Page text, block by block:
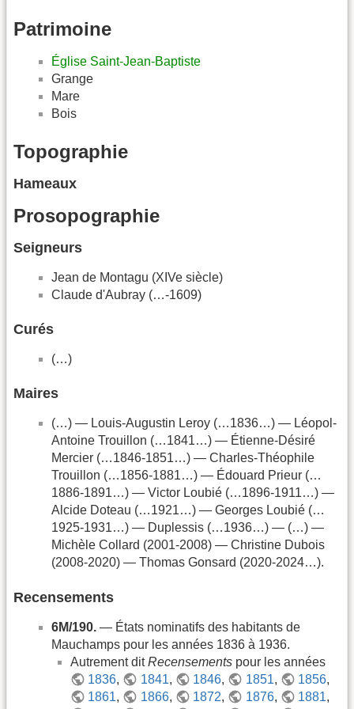
Patrimoine
Église Saint-Jean-Baptiste
Grange
Mare
Bois
Topographie
Hameaux
Prosopographie
Seigneurs
Jean de Montagu (XIVe siècle)
Claude d'Aubray (…-1609)
Curés
(…)
Maires
(…) — Louis-Augustin Leroy (…1836…) — Léopol-
Antoine Trouillon (…1841…) — Étienne-Désiré
Mercier (…1846-1851…) — Charles-Théophile
Trouillon (…1856-1881…) — Édouard Prieur (…
1886-1891…) — Victor Loubié (…1896-1911…) —
Alcide Doteau (…1921…) — Georges Loubié (…
1925-1931…) — Duplessis (…1936…) — (…) —
Michèle Collard (2001-2008) — Christine Dubois
(2008-2020) — Thomas Gonsard (2020-2024…).
Recensements
6M/190. — États nominatifs des habitants de
Mauchamps pour les années 1836 à 1936.
Autrement ditRecensements pour les années
1836, 1841, 1846, 1851, 1856,
1861, 1866, 1872, 1876, 1881,